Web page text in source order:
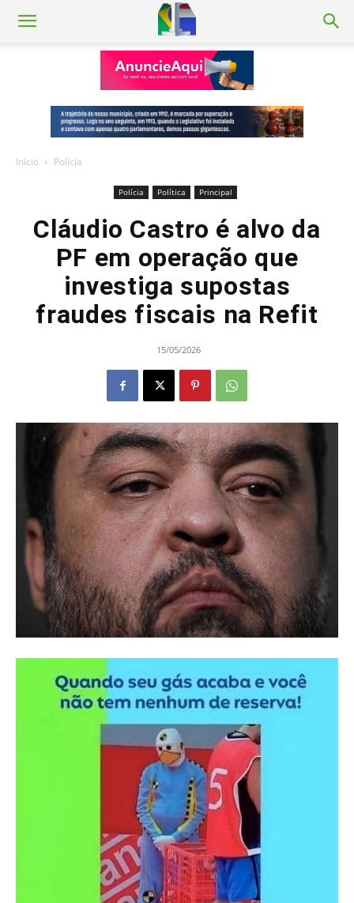
Início Polícia
Polícia Política Principal
Cláudio Castro é alvo da
PF em operação que
investiga supostas
fraudes fiscais na Refit
15/05/2026